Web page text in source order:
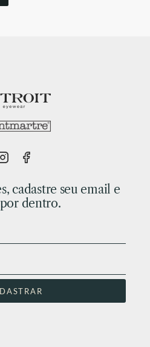
cadastre seu email e
dentro.